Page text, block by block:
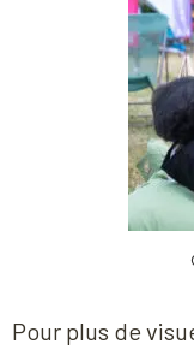
Pour plus de